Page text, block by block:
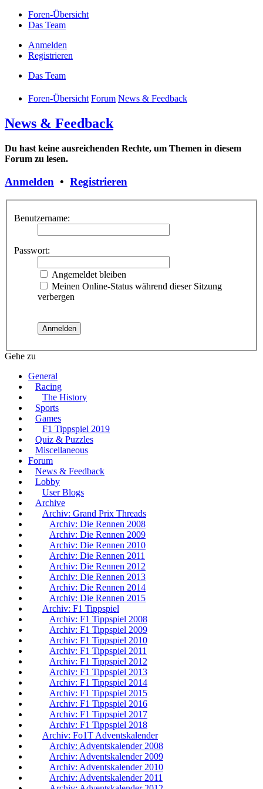
Foren-Übersicht
Das Team
Anmelden
Registrieren
Das Team
Foren-Übersicht Forum News & Feedback
News & Feedback
Du hast keine ausreichenden Rechte, um Themen in diesem
Forum zu lesen.
Anmelden • Registrieren
Benutzername:
Passwort:
Angemeldet bleiben
Meinen Online-Status während dieser Sitzung
verbergen
Gehe zu
General
Racing
The History
Sports
Games
F1 Tippspiel 2019
Quiz & Puzzles
Miscellaneous
Forum
News & Feedback
Lobby
User Blogs
Archive
Archiv: Grand Prix Threads
Archiv: Die Rennen 2008
Archiv: Die Rennen 2009
Archiv: Die Rennen 2010
Archiv: Die Rennen 2011
Archiv: Die Rennen 2012
Archiv: Die Rennen 2013
Archiv: Die Rennen 2014
Archiv: Die Rennen 2015
Archiv: F1 Tippspiel
Archiv: F1 Tippspiel 2008
Archiv: F1 Tippspiel 2009
Archiv: F1 Tippspiel 2010
Archiv: F1 Tippspiel 2011
Archiv: F1 Tippspiel 2012
Archiv: F1 Tippspiel 2013
Archiv: F1 Tippspiel 2014
Archiv: F1 Tippspiel 2015
Archiv: F1 Tippspiel 2016
Archiv: F1 Tippspiel 2017
Archiv: F1 Tippspiel 2018
Archiv: Fo1T Adventskalender
Archiv: Adventskalender 2008
Archiv: Adventskalender 2009
Archiv: Adventskalender 2010
Archiv: Adventskalender 2011